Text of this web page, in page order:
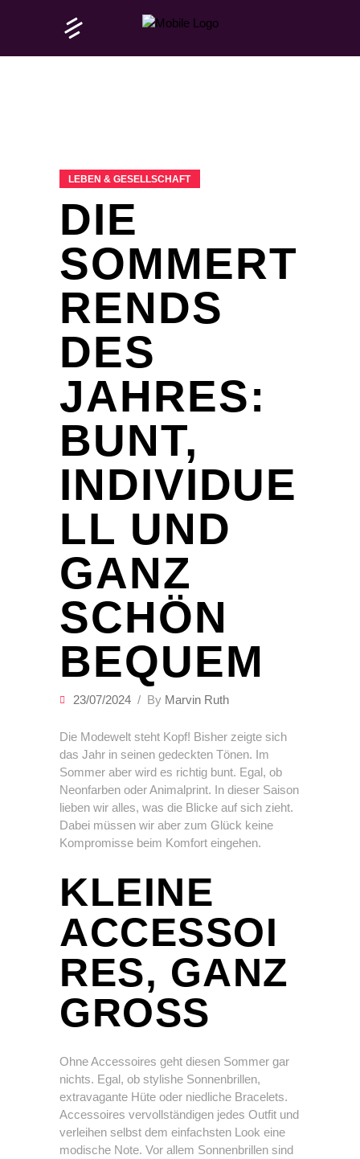
LEBEN & GESELLSCHAFT
DIE
SOMMERT
RENDS
DES
JAHRES:
BUNT,
INDIVIDUE
LL UND
GANZ
SCHÖN
BEQUEM
23/07/2024 By Marvin Ruth
Die Modewelt steht Kopf! Bisher zeigte sich
das Jahr in seinen gedeckten Tönen. Im
Sommer aber wird es richtig bunt. Egal, ob
Neonfarben oder Animalprint. In dieser Saison
lieben wir alles, was die Blicke auf sich zieht.
Dabei müssen wir aber zum Glück keine
Kompromisse beim Komfort eingehen.
KLEINE
ACCESSOI
RES, GANZ
GROSS
Ohne Accessoires geht diesen Sommer gar
nichts. Egal, ob stylishe Sonnenbrillen,
extravagante Hüte oder niedliche Bracelets.
Accessoires vervollständigen jedes Outfit und
verleihen selbst dem einfachsten Look eine
modische Note. Vor allem Sonnenbrillen sind